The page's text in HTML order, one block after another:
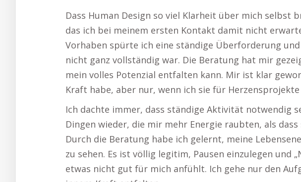
Dass Human Design so viel Klarheit über mich selbst
das ich bei meinem ersten Kontakt damit nicht
Vorhaben spürte ich eine ständige Überforderung
nicht ganz vollständig war. Die Beratung hat mir
mein volles Potenzial entfalten kann. Mir ist klar
Kraft habe, aber nur, wenn ich sie für Herzensprojekte
Ich dachte immer, dass ständige Aktivität notwendig
Dingen wieder, die mir mehr Energie raubten, als
Durch die Beratung habe ich gelernt, meine
zu sehen. Es ist völlig legitim, Pausen einzulegen und
etwas nicht gut für mich anfühlt. Ich gehe nur den